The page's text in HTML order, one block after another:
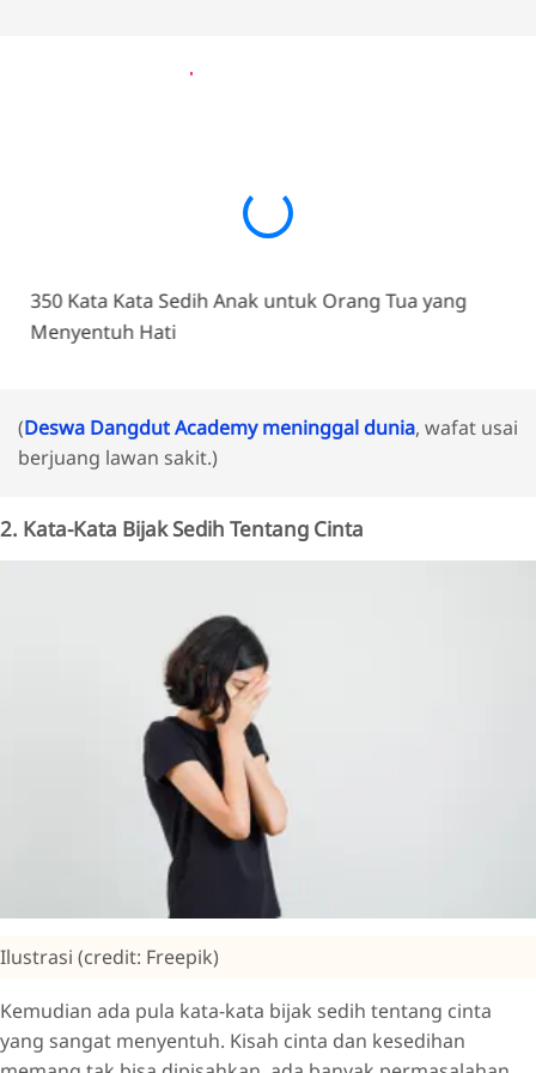
350 Kata Kata Sedih Anak untuk Orang Tua yang
Menyentuh Hati
(Deswa Dangdut Academy meninggal dunia, wafat usai
berjuang lawan sakit.)
2. Kata-Kata Bijak Sedih Tentang Cinta
Ilustrasi (credit: Freepik)
Kemudian ada pula kata-kata bijak sedih tentang cinta
yang sangat menyentuh. Kisah cinta dan kesedihan